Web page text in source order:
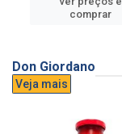
comprar
Don Giordano
Veja mais